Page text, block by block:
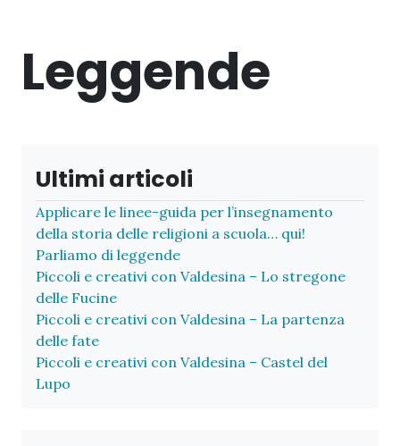
Leggende
Ultimi articoli
Applicare le linee-guida per l’insegnamento
della storia delle religioni a scuola… qui!
Parliamo di leggende
Piccoli e creativi con Valdesina – Lo stregone
delle Fucine
Piccoli e creativi con Valdesina – La partenza
delle fate
Piccoli e creativi con Valdesina – Castel del
Lupo